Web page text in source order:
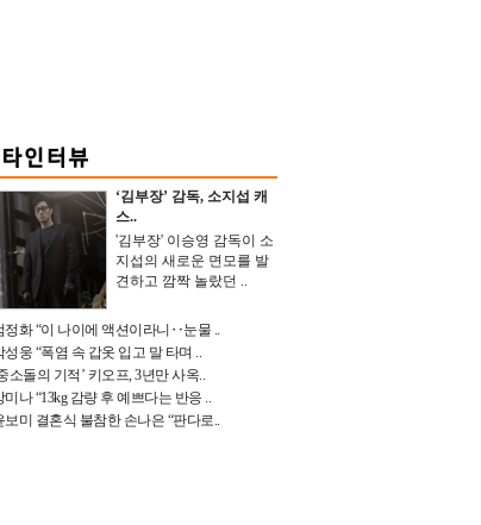
‘김부장’ 감독, 소지섭 캐
스..
'김부장' 이승영 감독이 소
지섭의 새로운 면모를 발
견하고 깜짝 놀랐던 ..
정화 “이 나이에 액션이라니‥눈물 ..
성웅 “폭염 속 갑옷 입고 말 타며 ..
소돌의 기적’ 키오프, 3년만 사옥..
미나 “13kg 감량 후 예쁘다는 반응 ..
보미 결혼식 불참한 손나은 “판다로..